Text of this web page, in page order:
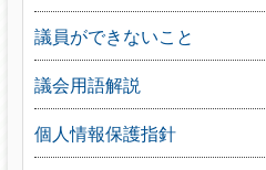
議員ができないこと
議会用語解説
個人情報保護指針